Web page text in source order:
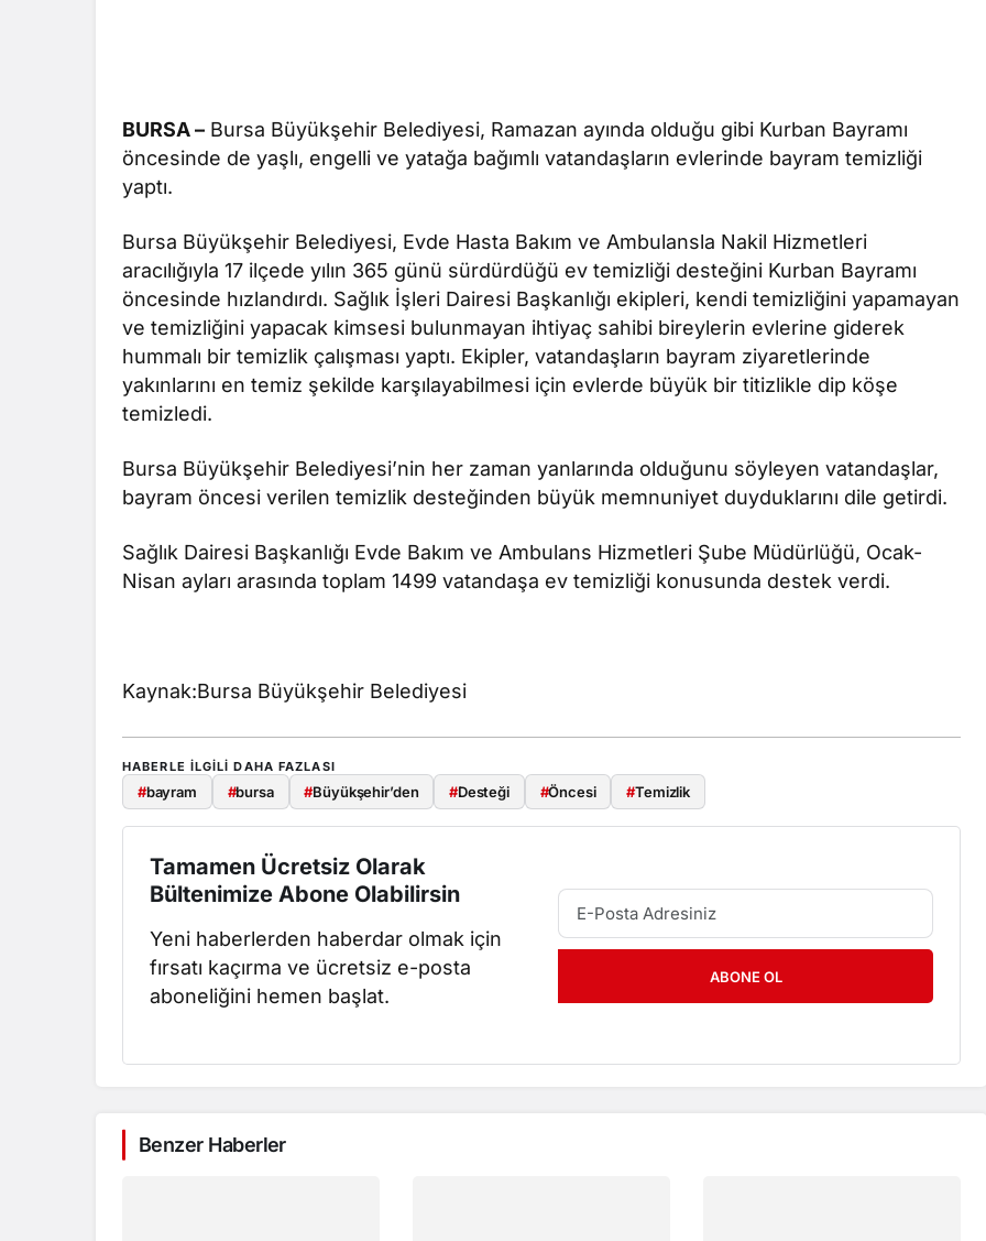
BURSA – Bursa Büyükşehir Belediyesi, Ramazan ayında olduğu gibi Kurban Bayramı
öncesinde de yaşlı, engelli ve yatağa bağımlı vatandaşların evlerinde bayram temizliği
yaptı.
Bursa Büyükşehir Belediyesi, Evde Hasta Bakım ve Ambulansla Nakil Hizmetleri
aracılığıyla 17 ilçede yılın 365 günü sürdürdüğü ev temizliği desteğini Kurban Bayramı
öncesinde hızlandırdı. Sağlık İşleri Dairesi Başkanlığı ekipleri, kendi temizliğini yapamayan
ve temizliğini yapacak kimsesi bulunmayan ihtiyaç sahibi bireylerin evlerine giderek
hummalı bir temizlik çalışması yaptı. Ekipler, vatandaşların bayram ziyaretlerinde
yakınlarını en temiz şekilde karşılayabilmesi için evlerde büyük bir titizlikle dip köşe
temizledi.
Bursa Büyükşehir Belediyesi’nin her zaman yanlarında olduğunu söyleyen vatandaşlar,
bayram öncesi verilen temizlik desteğinden büyük memnuniyet duyduklarını dile getirdi.
Sağlık Dairesi Başkanlığı Evde Bakım ve Ambulans Hizmetleri Şube Müdürlüğü, Ocak-
Nisan ayları arasında toplam 1499 vatandaşa ev temizliği konusunda destek verdi.
Kaynak:Bursa Büyükşehir Belediyesi
HABERLE ILGILI DAHA FAZLASI
#bayram #bursa #Büyükşehir’den #Desteği #Öncesi #Temizlik
Tamamen Ücretsiz Olarak
Bültenimize Abone Olabilirsin
Yeni haberlerden haberdar olmak için
fırsatı kaçırma ve ücretsiz e-posta
aboneliğini hemen başlat.
ABONE OL
Benzer Haberler